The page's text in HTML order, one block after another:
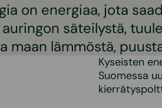
on energiaa, jota
säteilystä,
maan lämmöstä,
Kyseisten
Suomessa